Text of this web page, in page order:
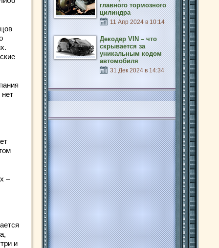
–
и
главного тормозного
цилиндра
11 Апр 2024 в 10:14
Декодер VIN – что
скрывается за
уникальным кодом
автомобиля
31 Дек 2024 в 14:34